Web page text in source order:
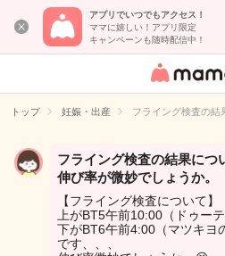
アプリでいつでもアクセス！
ママに嬉しい！アプリ限定
キャンペーンも随時配信中！
女性専用匿
イト
トップ 妊娠・出産 フライング検査の結
フライング検査の結果につ
伸び率が微妙でしょうか。
【フライング検査について】
上がBT5午前10:00（ドゥーテ
下がBT6午前4:00（マツキヨ
です、、、